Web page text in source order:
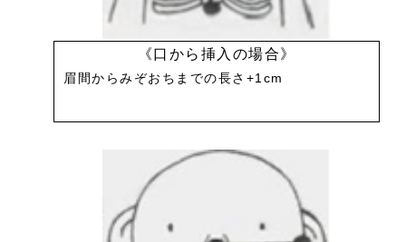
《口から挿入の場合》
眉間からみぞおちまでの長さ+1cm